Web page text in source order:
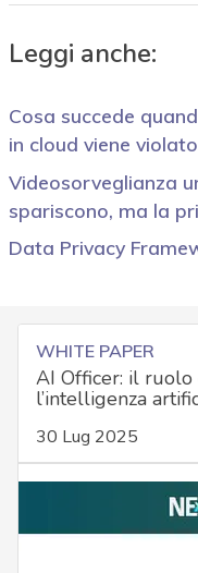
Leggi anche:
Cosa succede
in cloud viene violato
Videosorveglianza
spariscono, ma la
Data Privacy
WHITE PAPER
AI Officer: il ruolo
l’intelligenza
30 Lug 2025